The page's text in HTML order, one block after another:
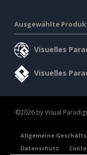
Ausgewählte
Visuelles
Visuelles
©2026 by Visual
Allgemeine
Datenschutz